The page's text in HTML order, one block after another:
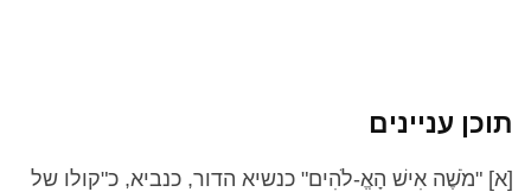
תוכן עניינים
[א] "מֹשֶׁה אִישׁ הָאֱ-לֹהִים" כנשיא הדור, כנביא, כ"קולו של